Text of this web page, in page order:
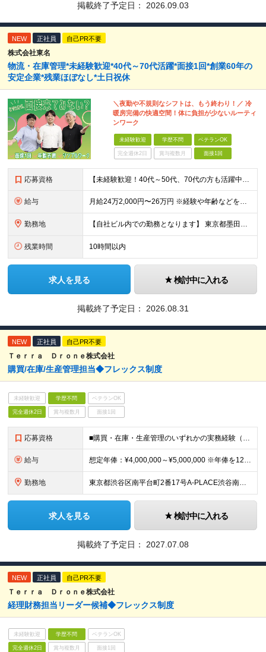
掲載終了予定日： 2026.09.03
NEW 正社員 自己PR不要
株式会社東名
物流・在庫管理*未経験歓迎*40代～70代活躍*面接1回*創業60年の
安定企業*残業ほぼなし*土日祝休
＼夜勤や不規則なシフトは、もう終わり！／ 冷
暖房完備の快適空間！体に負担が少ないルーティ
ンワーク
未経験歓迎 学歴不問 ベテランOK
完全週休2日 賞与複数月 面接1回
応募資格 【未経験歓迎！40代～50代、70代の方も活躍中！】 ◆学歴不問 ◆普通自動車運転免許（AT限定可） ※会社所有の自動車を動かしたり、近くのお取引先へ資材を届けにいっていただくこともあるため
給与 月給24万2,000円〜26万円 ※経験や年齢などを考慮の上、決定します ※試用期間3ヶ月（期間中は契約社員としての雇用。その他給与や待遇に変動はありません） ※固定残業代（月9時間・1万5,000円
勤務地 【自社ビル内での勤務となります】 東京都墨田区緑4丁目2番2号 ★冷暖房完備の快適な倉庫スペース ※(変更の範囲)上記を除く当社関連勤務地
残業時間 10時間以内
求人を見る 検討中に入れる
掲載終了予定日： 2026.08.31
NEW 正社員 自己PR不要
Ｔｅｒｒａ Ｄｒｏｎｅ株式会社
購買/在庫/生産管理担当◆フレックス制度
未経験歓迎 学歴不問 ベテランOK
完全週休2日 賞与複数月 面接1回
応募資格 ■購買・在庫・生産管理のいずれかの実務経験（目安2年以上） ■Excelを使用した業務経験 ┗表作成・検索・集計・XLOOKUP/ピボット/IF・COUNTIFが扱えるレベル ■学歴不問
給与 想定年俸：¥4,000,000～¥5,000,000 ※年俸を12で割り、1/12を月額支給分とします。 月額：¥333,334～¥416,667 基本給：¥246,534～¥308,167 みなし残
勤務地 東京都渋谷区南平台町2番17号A-PLACE渋谷南平台4階 （変更の範囲） 当社の支社およびグループ会社拠点 本ポジションは原則就業場所の変更はございません。
求人を見る 検討中に入れる
掲載終了予定日： 2027.07.08
NEW 正社員 自己PR不要
Ｔｅｒｒａ Ｄｒｏｎｅ株式会社
経理財務担当リーダー候補◆フレックス制度
未経験歓迎 学歴不問 ベテランOK
完全週休2日 賞与複数月 面接1回